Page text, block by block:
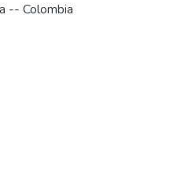
-- Colombia